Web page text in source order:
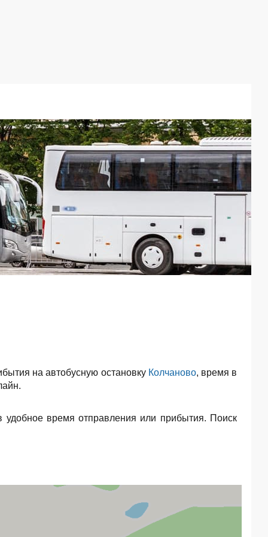
на автобусную остановку Колчаново, время в
время отправления или прибытия. Поиск